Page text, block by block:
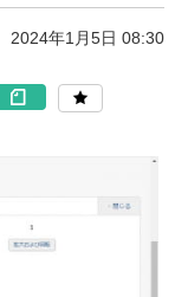
2024年1月5日 08:30